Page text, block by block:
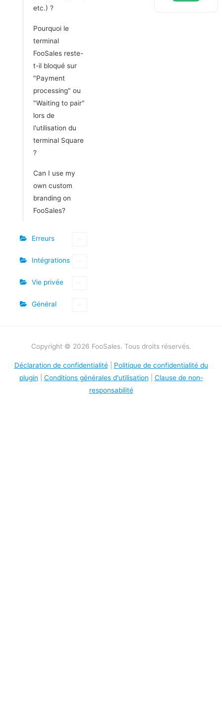
etc.) ?
Pourquoi le
terminal
FooSales reste-
t-il bloqué sur
"Payment
processing" ou
"Waiting to pair"
lors de
l'utilisation du
terminal Square
?
Can I use my
own custom
branding on
FooSales?
Erreurs
Intégrations
Vie privée
Général
Copyright © 2026 FooSales. Tous droits réservés.
Déclaration de confidentialité| Politique de confidentialité du
plugin
Conditions générales d'utilisation
Clause de non-
responsabilité